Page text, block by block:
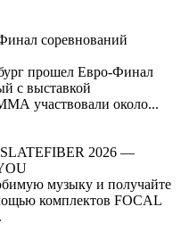
соревнований
прошел Евро-Финал
с выставкой
участвовали около...
SLATEFIBER 2026 —
музыку и получайте
комплектов FOCAL